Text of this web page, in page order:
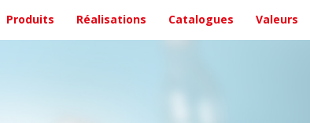
Produits Réalisations Catalogues Valeurs